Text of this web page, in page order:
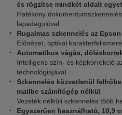
és rögzítse mindkét oldalt
Hatékony
lapadagolóval
Rugalmas szkennelés az
Előnézet, optikai
Automatikus vágás,
Intelligens szín- és képkorrekció
technológiájával
Szkennelés közvetlenül
mailbe számítógép nélkül
Vezeték nélküli szkennelés több
Egyszerűen használható, 10,9